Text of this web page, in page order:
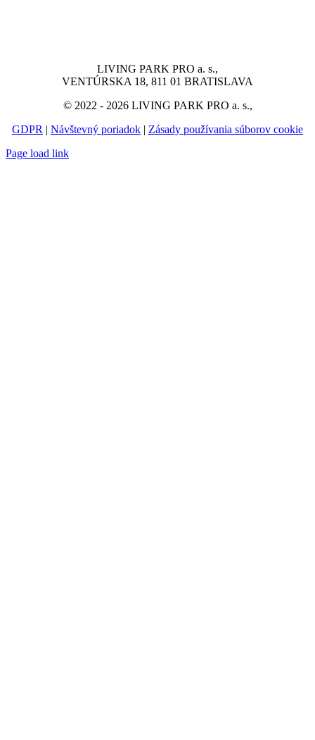
LIVING PARK PRO a. s.,
VENTÚRSKA 18, 811 01 BRATISLAVA
© 2022 - 2026 LIVING PARK PRO a. s.,
GDPR | Návštevný poriadok | Zásady používania súborov cookie
Page load link